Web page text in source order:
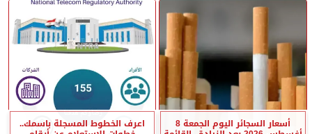
أسعار السجائر اليوم الجمعة 8 اعرف الخطوط المسجلة باسمك..